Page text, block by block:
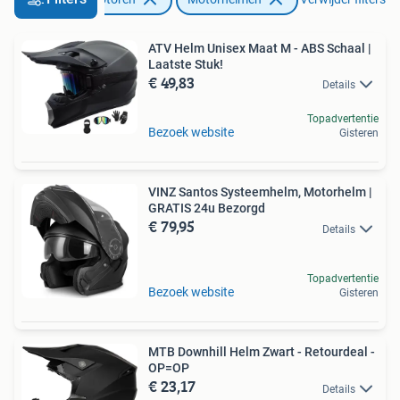
ATV Helm Unisex Maat M - ABS Schaal |
Laatste Stuk!
€ 49,83 Details
Bezoek website
Topadvertentie
Gisteren
VINZ Santos Systeemhelm, Motorhelm |
GRATIS 24u Bezorgd
€ 79,95 Details
Bezoek website
Topadvertentie
Gisteren
MTB Downhill Helm Zwart - Retourdeal -
OP=OP
€ 23,17 Details